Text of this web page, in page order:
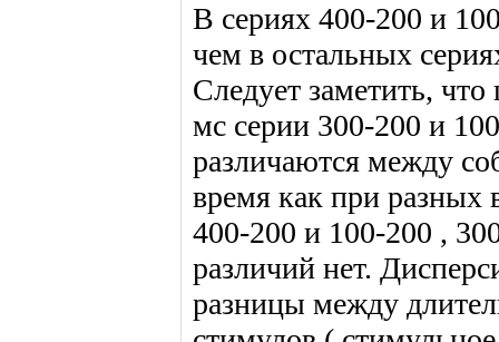
В сериях 400-200 и
чем в остальных
Следует заметить,
мс серии 300-200 и
различаются между
время как при
400-200 и 100-200 ,
различий нет.
разницы между